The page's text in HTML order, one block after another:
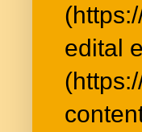
edital